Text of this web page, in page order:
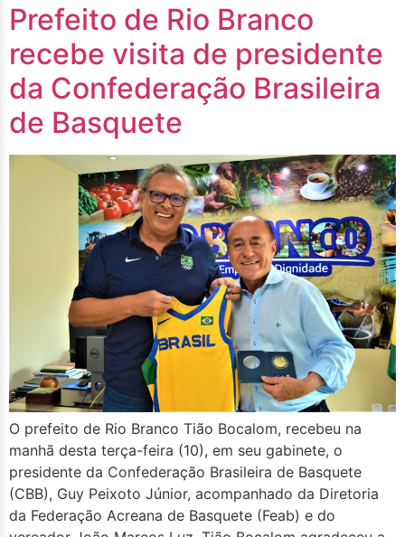
Prefeito de Rio Branco
recebe visita de presidente
da Confederação Brasileira
de Basquete
O prefeito de Rio Branco Tião Bocalom, recebeu na
manhã desta terça-feira (10), em seu gabinete, o
presidente da Confederação Brasileira de Basquete
(CBB), Guy Peixoto Júnior, acompanhado da Diretoria
da Federação Acreana de Basquete (Feab) e do